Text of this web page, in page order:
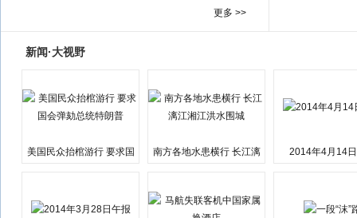
更多 >>
新闻·大视野
美国民众抬棺游行 要求国
南方各地水患横行 长江漓
2014年4月14